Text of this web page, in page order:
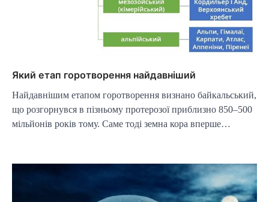
Який етап горотворення найдавніший
Найдавнішим етапом горотворення визнано байкальський,
що розгорнувся в пізньому протерозої приблизно 850–500
мільйонів років тому. Саме тоді земна кора вперше…